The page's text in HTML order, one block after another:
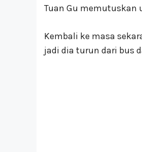
Tuan Gu memutuskan
Kembali ke masa
jadi dia turun dari bus